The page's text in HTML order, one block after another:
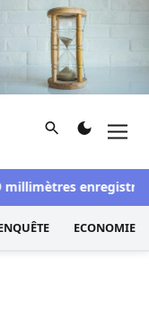
et d'investigation
Rechercher
millimètres
ECONOMIE